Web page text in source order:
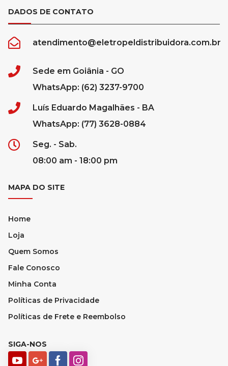
DADOS DE CONTATO
atendimento@eletropeldistribuidora.com.br
Sede em Goiânia - GO
WhatsApp: (62) 3237-9700
Luís Eduardo Magalhães - BA
WhatsApp: (77) 3628-0884
Seg. - Sab.
08:00 am - 18:00 pm
MAPA DO SITE
Home
Loja
Quem Somos
Fale Conosco
Minha Conta
Políticas de Privacidade
Políticas de Frete e Reembolso
SIGA-NOS